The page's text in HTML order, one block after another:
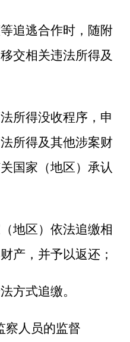
逃合作时，随附
交相关违法所得及
得没收程序，申
所得及其他涉案财
国家（地区）承认
区）依法追缴相
产，并予以返还；
式追缴。
察人员的监督